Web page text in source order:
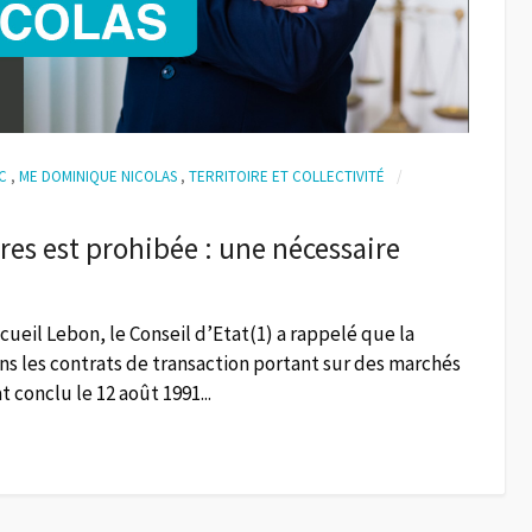
, ME DOMINIQUE NICOLAS , TERRITOIRE ET COLLECTIVITÉ
est prohibée : une nécessaire
Lebon, le Conseil d’Etat(1) a rappelé que la
les contrats de transaction portant sur des marchés
le 12 août 1991...